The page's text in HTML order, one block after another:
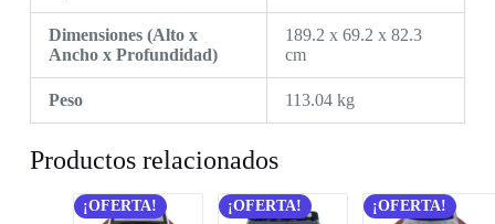
Dimensiones (Alto x
Ancho x Profundidad)
189.2 x 69.2 x 82.3
cm
Peso 113.04 kg
Productos relacionados
¡OFERTA! ¡OFERTA! ¡OFERTA!